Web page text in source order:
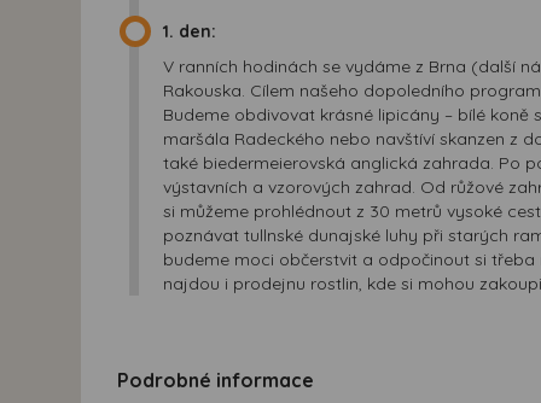
1. den:
V ranních hodinách se vydáme z Brna (další
Rakouska. Cílem našeho dopoledního
Budeme obdivovat krásné lipicány – bílé
maršála Radeckého nebo navštíví skanzen z
také biedermeierovská anglická zahrada. Po
výstavních a vzorových zahrad. Od růžové
si můžeme prohlédnout z 30 metrů vysoké
poznávat tullnské dunajské luhy při starých
budeme moci občerstvit a odpočinout si
najdou i prodejnu rostlin, kde si mohou
Podrobné informace